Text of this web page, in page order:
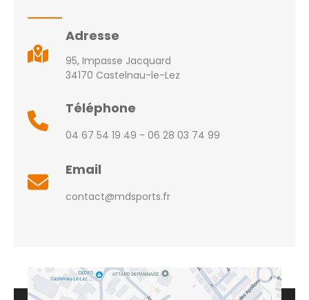
Adresse
95, Impasse Jacquard
34170 Castelnau-le-Lez
Téléphone
04 67 54 19 49 - 06 28 03 74 99
Email
contact@mdsports.fr